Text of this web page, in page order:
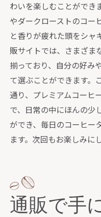
わいを楽しむことができ
やダークローストのコー
と香りが疲れた頭をシャ
販サイトでは、さまざま
揃っており、自分の好み
て選ぶことができます。
通り、プレミアムコーヒ
で、日常の中にほんの少
ができ、毎日のコーヒー
ます。次回もお楽しみに
通販で手